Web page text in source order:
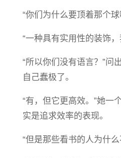
“你们为什么要顶着那个球
“一种具有实用性的装饰
“所以你们没有语言？”问
自己蠢极了。
“有，但它更高效。”她一
实是追求效率的表现。
“但是那些看书的人为什